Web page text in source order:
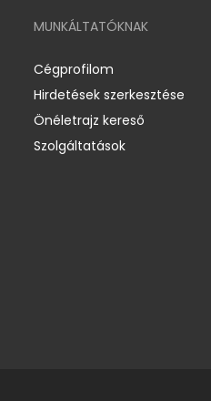
MUNKÁLTATÓKNAK
Cégprofilom
Hirdetések szerkesztése
Önéletrajz kereső
Szolgáltatások